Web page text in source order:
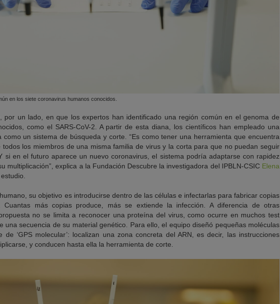
en los siete coronavirus humanos conocidos.
por un lado, en que los expertos han identificado una región común en el genoma de
como el SARS-CoV-2. A partir de esta diana, los científicos han empleado una
un sistema de búsqueda y corte. “Es como tener una herramienta que encuentra
los miembros de una misma familia de virus y la corta para que no puedan seguir
si en el futuro aparece un nuevo coronavirus, el sistema podría adaptarse con rapidez
multiplicación”, explica a la Fundación Descubre la investigadora del IPBLN-CSIC Elena
su objetivo es introducirse dentro de las células e infectarlas para fabricar copias
más copias produce, más se extiende la infección. A diferencia de otras
no se limita a reconocer una proteína del virus, como ocurre en muchos test
una secuencia de su material genético. Para ello, el equipo diseñó pequeñas moléculas
‘GPS molecular’: localizan una zona concreta del ARN, es decir, las instrucciones
y conducen hasta ella la herramienta de corte.